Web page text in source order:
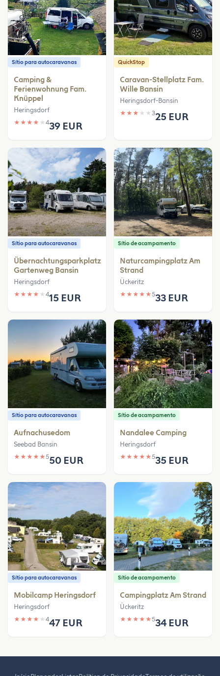
Sítio para autocaravanas
Camping &
Ferienwohnung Fam.
Knüppel
Heringsdorf
★ ★ ★ ★ ★ 439 EUR
QuickStop
Caravan-Stellplatz Fam.
Wille Bansin
Heringsdorf-Bansin
★ ★ ★ ★ ★ 325 EUR
Sítio para autocaravanas
Übernachtungsparkplatz
Gartenweg Bansin
Heringsdorf
★ ★ ★ ★ ★ 415 EUR
Sítio de acampamento
Naturcampingplatz Am
Strand
Ückeritz
★ ★ ★ ★ ★533 EUR
Sítio para autocaravanas
Aufnachusedom
Seebad Bansin
★ ★ ★ ★ ★550 EUR
Sítio de acampamento
Nandalee Camping
Heringsdorf
★ ★ ★ ★ ★535 EUR
Sítio para autocaravanas
Mobilcamp Heringsdorf
Heringsdorf
★ ★ ★ ★ ★ 447 EUR
Sítio de acampamento
Campingplatz Am Strand
Ückeritz
★ ★ ★ ★ ★534 EUR